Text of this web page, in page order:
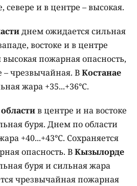
севере и в центре – высокая.
днем ожидается сильная
востоке и в центре
высокая пожарная опасность,
– чрезвычайная. ВКостанае
жара +35...+36°C.
в центре и на востоке
буря. Днем по области
+40...+43°C. Сохраняется
опасность. ВКызылорде
буря и сильная жара
чрезвычайная пожарная